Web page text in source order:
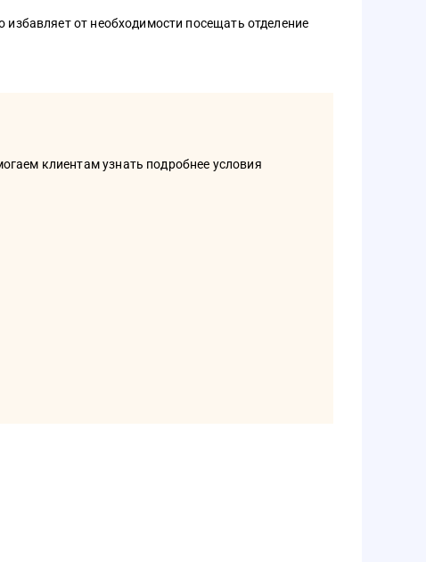
от необходимости посещать отделение
клиентам узнать подробнее условия